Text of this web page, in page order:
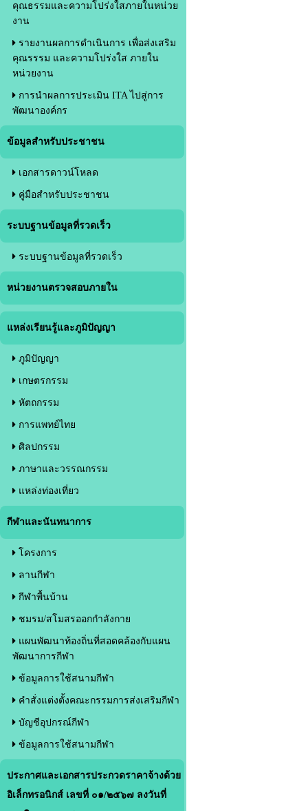
คุณธรรมและความโปร่งใสภายในหน่วย
งาน
รายงานผลการดำเนินการ เพื่อส่งเสริม
คุณรรรม และความโปร่งใส ภายใน
หน่วยงาน
การนำผลการประเมิน ITA ไปสู่การ
พัฒนาองค์กร
ข้อมูลสำหรับประชาชน
เอกสารดาวน์โหลด
คู่มือสำหรับประชาชน
ระบบฐานข้อมูลที่รวดเร็ว
ระบบฐานข้อมูลที่รวดเร็ว
หน่วยงานตรวจสอบภายใน
แหล่งเรียนรู้และภูมิปัญญา
ภูมิปัญญา
เกษตรกรรม
หัตถกรรม
การแพทย์ไทย
ศิลปกรรม
ภาษาและวรรณกรรม
แหล่งท่องเที่ยว
กีฬาและนันทนาการ
โครงการ
ลานกีฬา
กีฬาพื้นบ้าน
ชมรม/สโมสรออกกำลังกาย
แผนพัฒนาท้องถิ่นที่สอดคล้องกับแผน
พัฒนาการกีฬา
ข้อมูลการใช้สนามกีฬา
คำสั่งแต่งตั้งคณะกรรมการส่งเสริมกีฬา
บัญชีอุปกรณ์กีฬา
ข้อมูลการใช้สนามกีฬา
ประกาศและเอกสารประกวดราคาจ้างด้วย
อิเล็กทรอนิกส์ เลขที่ ๐๑/๒๕๖๗ ลงวันที่